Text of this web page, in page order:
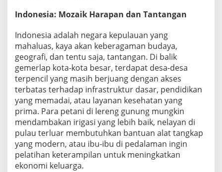
Indonesia: Mozaik Harapan dan Tantangan
Indonesia adalah negara kepulauan yang
mahaluas, kaya akan keberagaman budaya,
geografi, dan tentu saja, tantangan. Di balik
gemerlap kota-kota besar, terdapat desa-desa
terpencil yang masih berjuang dengan akses
terbatas terhadap infrastruktur dasar, pendidikan
yang memadai, atau layanan kesehatan yang
prima. Para petani di lereng gunung mungkin
mendambakan irigasi yang lebih baik, nelayan di
pulau terluar membutuhkan bantuan alat tangkap
yang modern, atau ibu-ibu di pedalaman ingin
pelatihan keterampilan untuk meningkatkan
ekonomi keluarga.